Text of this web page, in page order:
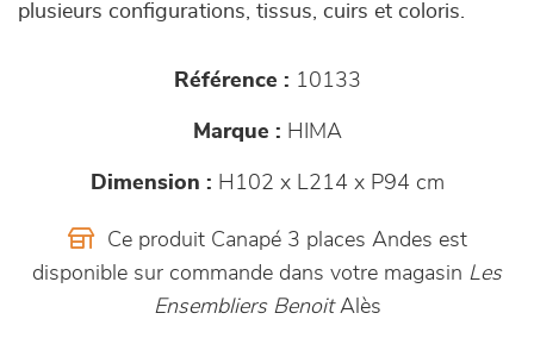
plusieurs configurations, tissus, cuirs et coloris.
Référence : 10133
Marque : HIMA
Dimension : H102 x L214 x P94 cm
Ce produit Canapé 3 places Andes est
disponible sur commande dans votre magasin Les
Ensembliers BenoitAlès